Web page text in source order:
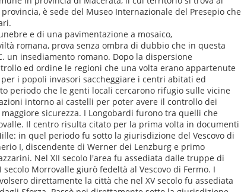
è sede del Museo Internazionale del Presepio che
e di una pavimentazione a mosaico,
romana, prova senza ombra di dubbio che in questa
un insediamento romano. Dopo la dispersione
ed ordine le regioni che una volta erano appartenute
i popoli invasori saccheggiare i centri abitati ed
periodo che le genti locali cercarono rifugio sulle vicine
intorno ai castelli per poter avere il controllo dei
sicurezza. I Longobardi furono tra quelli che
Il centro risulta citato per la prima volta in documenti
in quel periodo fu sotto la giurisdizione del Vescovo di
I, discendente di Werner dei Lenzburg e primo
Nel XII secolo l'area fu assediata dalle truppe di
Morrovalle giurò fedeltà al Vescovo di Fermo. I
direttamente la città che nel XV secolo fu assediata